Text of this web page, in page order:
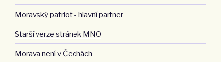
Moravský patriot - hlavní partner
Starší verze stránek MNO
Morava není v Čechách